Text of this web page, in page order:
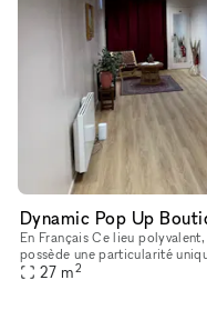
Dynamic Pop Up
En Français Ce lieu polyvalent, situé dans un quartier commercial animé,
possède une particularité
de magnifiques rideaux
27 m2